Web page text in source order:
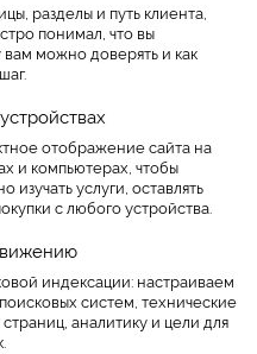
разделы и путь клиента,
понимал, что вы
вам можно доверять и как
отображение сайта на
и компьютерах, чтобы
изучать услуги, оставлять
с любого устройства.
индексации: настраиваем
систем, технические
страниц, аналитику и цели для